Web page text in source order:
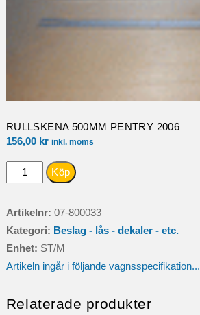
RULLSKENA 500MM PENTRY 2006
156,00 kr inkl. moms
RULLSKENA
500MM
Köp
Artikelnr: 07-800033
Kategori: Beslag - lås - dekaler - etc.
Enhet: ST/M
Artikeln ingår i följande vagnsspecifikation...
Relaterade produkter